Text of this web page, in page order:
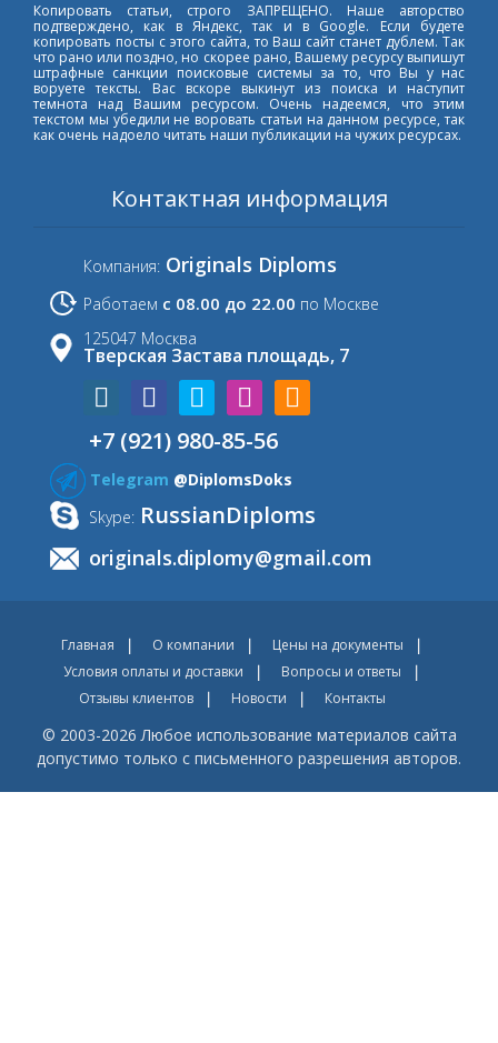
Копировать статьи, строго ЗАПРЕЩЕНО. Наше авторство
подтверждено, как в Яндекс, так и в Google. Если будете
копировать посты с этого сайта, то Ваш сайт станет дублем. Так
что рано или поздно, но скорее рано, Вашему ресурсу выпишут
штрафные санкции поисковые системы за то, что Вы у нас
воруете тексты. Вас вскоре выкинут из поиска и наступит
темнота над Вашим ресурсом. Очень надеемся, что этим
текстом мы убедили не воровать статьи на данном ресурсе, так
как очень надоело читать наши публикации на чужих ресурсах.
Контактная информация
Компания: Originals Diploms
Работаем с 08.00 до 22.00 по Москве
125047 Москва
Тверская Застава площадь, 7
+7 (921) 980-85-56
Telegram @DiplomsDoks
Skype: RussianDiploms
originals.diplomy@gmail.com
Главная О компании
Цены на документы
Условия оплаты и доставки
Вопросы и ответы
Отзывы клиентов
Новости Контакты
© 2003-2026 Любое использование материалов сайта
допустимо только с письменного разрешения авторов.